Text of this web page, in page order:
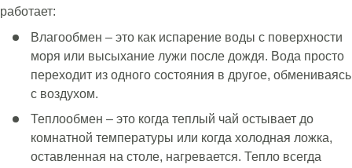
работает:
Влагообмен – это как испарение воды с поверхности
моря или высыхание лужи после дождя. Вода просто
переходит из одного состояния в другое, обмениваясь
с воздухом.
Теплообмен – это когда теплый чай остывает до
комнатной температуры или когда холодная ложка,
оставленная на столе, нагревается. Тепло всегда